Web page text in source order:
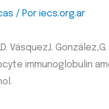
/ Por iecs.org.ar
Vásquez,I. González,G.
immunoglobulin